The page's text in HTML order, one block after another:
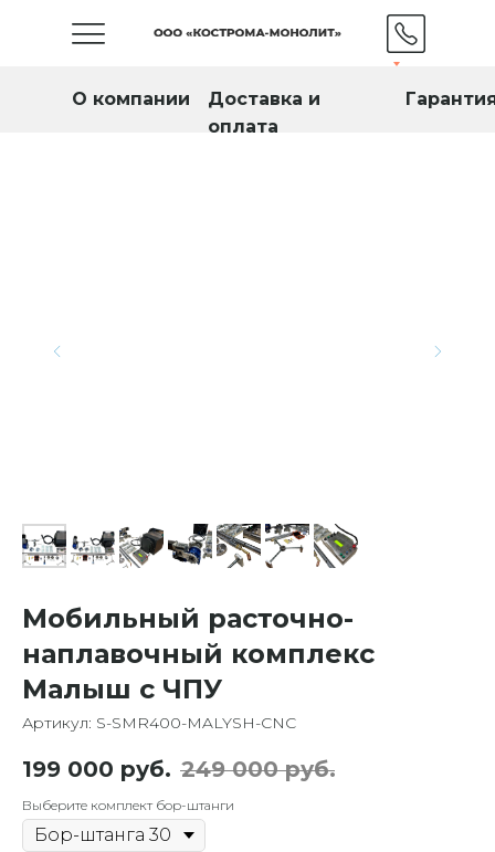
О компании
Доставка и
оплата
Мобильный расточно-
наплавочный комплекс
Малыш с ЧПУ
Артикул: S-SMR400-MALYSH-CNC
199 000 руб. 249 000 руб.
Выберите комплект бор-штанги